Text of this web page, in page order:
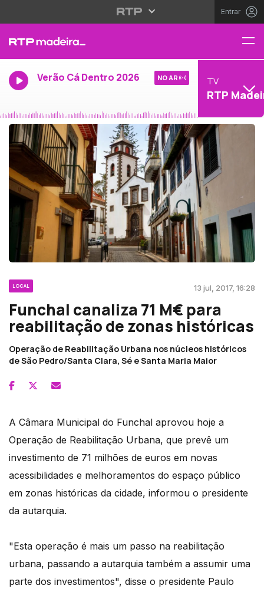
Entrar
Verão Cá Dentro 2026 NO AR TV
RTP
LOCAL 13 jul, 2017, 16:28
Funchal canaliza 71 M€ para
reabilitação de zonas históricas
Operação de Reabilitação Urbana nos núcleos históricos
de São Pedro/Santa Clara, Sé e Santa Maria Maior
A Câmara Municipal do Funchal aprovou hoje a
Operação de Reabilitação Urbana, que prevê um
investimento de 71 milhões de euros em novas
acessibilidades e melhoramentos do espaço público
em zonas históricas da cidade, informou o presidente
da autarquia.
"Esta operação é mais um passo na reabilitação
urbana, passando a autarquia também a assumir uma
parte dos investimentos", disse o presidente Paulo